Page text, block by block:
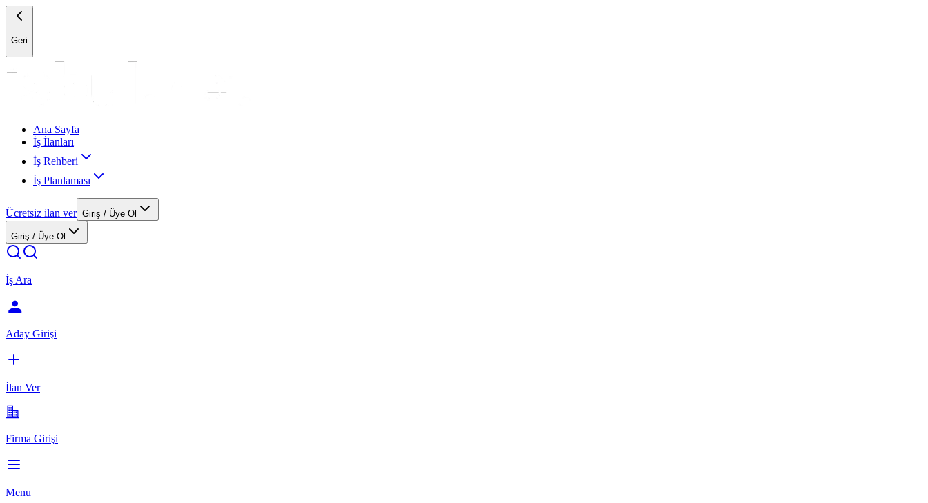
Geri
Ana Sayfa
İş İlanları
İş Rehberi
İş Planlaması
Ücretsiz ilan ver Giriş / Üye Ol
Giriş / Üye Ol
İş Ara
Aday Girişi
İlan Ver
Firma Girişi
Menu